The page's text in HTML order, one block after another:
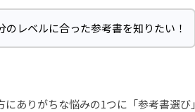
レベルに合った参考書を知りたい！
ありがちな悩みの1つに「参考書選び」